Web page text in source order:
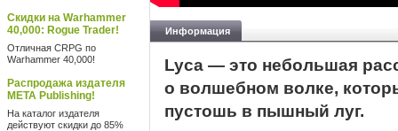
Скидки на Warhammer
40,000: Rogue Trader!
Отличная CRPG по
Warhammer 40,000!
Распродажа издателя
META Publishing!
На каталог издателя
действуют скидки до 85%
Информация
Lyca — это небольшая
о волшебном волке,
пустошь в пышный луг.